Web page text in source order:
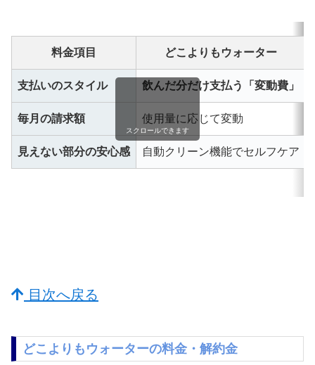
料金項目 どこよりもウォーター
支払いのスタイル 飲んだ分だけ支払う「変動費」
毎月の請求額 使用量に応じて変動
見えない部分の安心感 自動クリーン機能でセルフケア
スクロールできます
目次へ戻る
どこよりもウォーターの料金・解約金